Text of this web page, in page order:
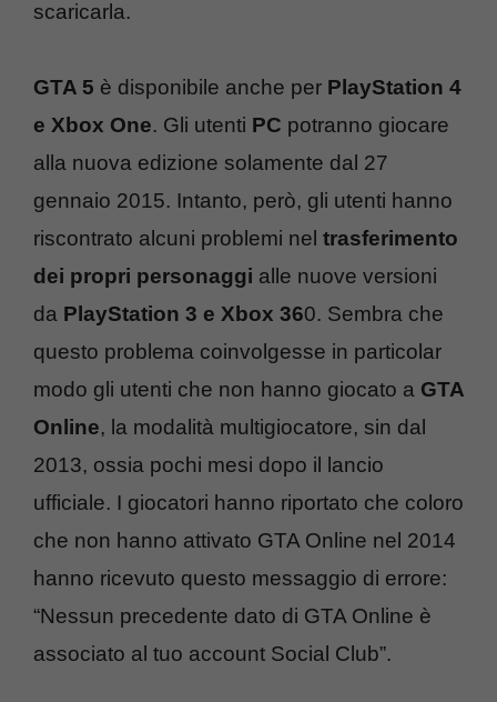
scaricarla.
GTA 5 è disponibile anche per PlayStation 4
e Xbox One. Gli utenti PC potranno giocare
alla nuova edizione solamente dal 27
gennaio 2015. Intanto, però, gli utenti hanno
riscontrato alcuni problemi nel trasferimento
dei propri personaggi alle nuove versioni
da PlayStation 3 e Xbox 360. Sembra che
questo problema coinvolgesse in particolar
modo gli utenti che non hanno giocato a GTA
Online, la modalità multigiocatore, sin dal
2013, ossia pochi mesi dopo il lancio
ufficiale. I giocatori hanno riportato che coloro
che non hanno attivato GTA Online nel 2014
hanno ricevuto questo messaggio di errore:
“Nessun precedente dato di GTA Online è
associato al tuo account Social Club”.